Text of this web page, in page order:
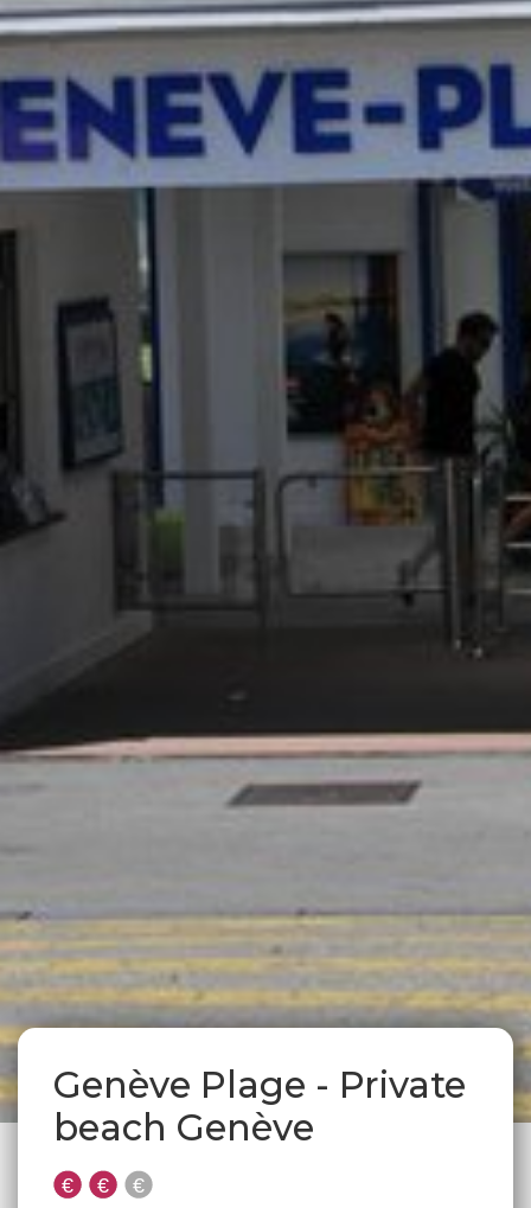
Genève Plage - Private
beach Genève